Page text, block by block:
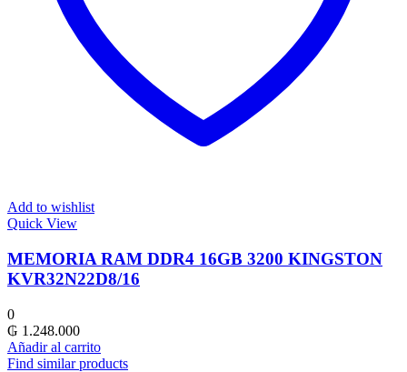
Add to wishlist
Quick View
MEMORIA RAM DDR4 16GB 3200 KINGSTON
KVR32N22D8/16
0
₲ 1.248.000
Añadir al carrito
Find similar products